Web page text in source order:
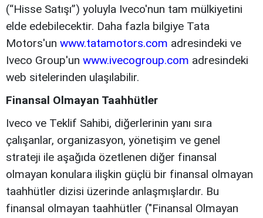
(“Hisse Satışı”) yoluyla Iveco'nun tam mülkiyetini
elde edebilecektir. Daha fazla bilgiye Tata
Motors'un www.tatamotors.com adresindeki ve
Iveco Group'un www.ivecogroup.com adresindeki
web sitelerinden ulaşılabilir.
Finansal Olmayan Taahhütler
Iveco ve Teklif Sahibi, diğerlerinin yanı sıra
çalışanlar, organizasyon, yönetişim ve genel
strateji ile aşağıda özetlenen diğer finansal
olmayan konulara ilişkin güçlü bir finansal olmayan
taahhütler dizisi üzerinde anlaşmışlardır. Bu
finansal olmayan taahhütler ("Finansal Olmayan